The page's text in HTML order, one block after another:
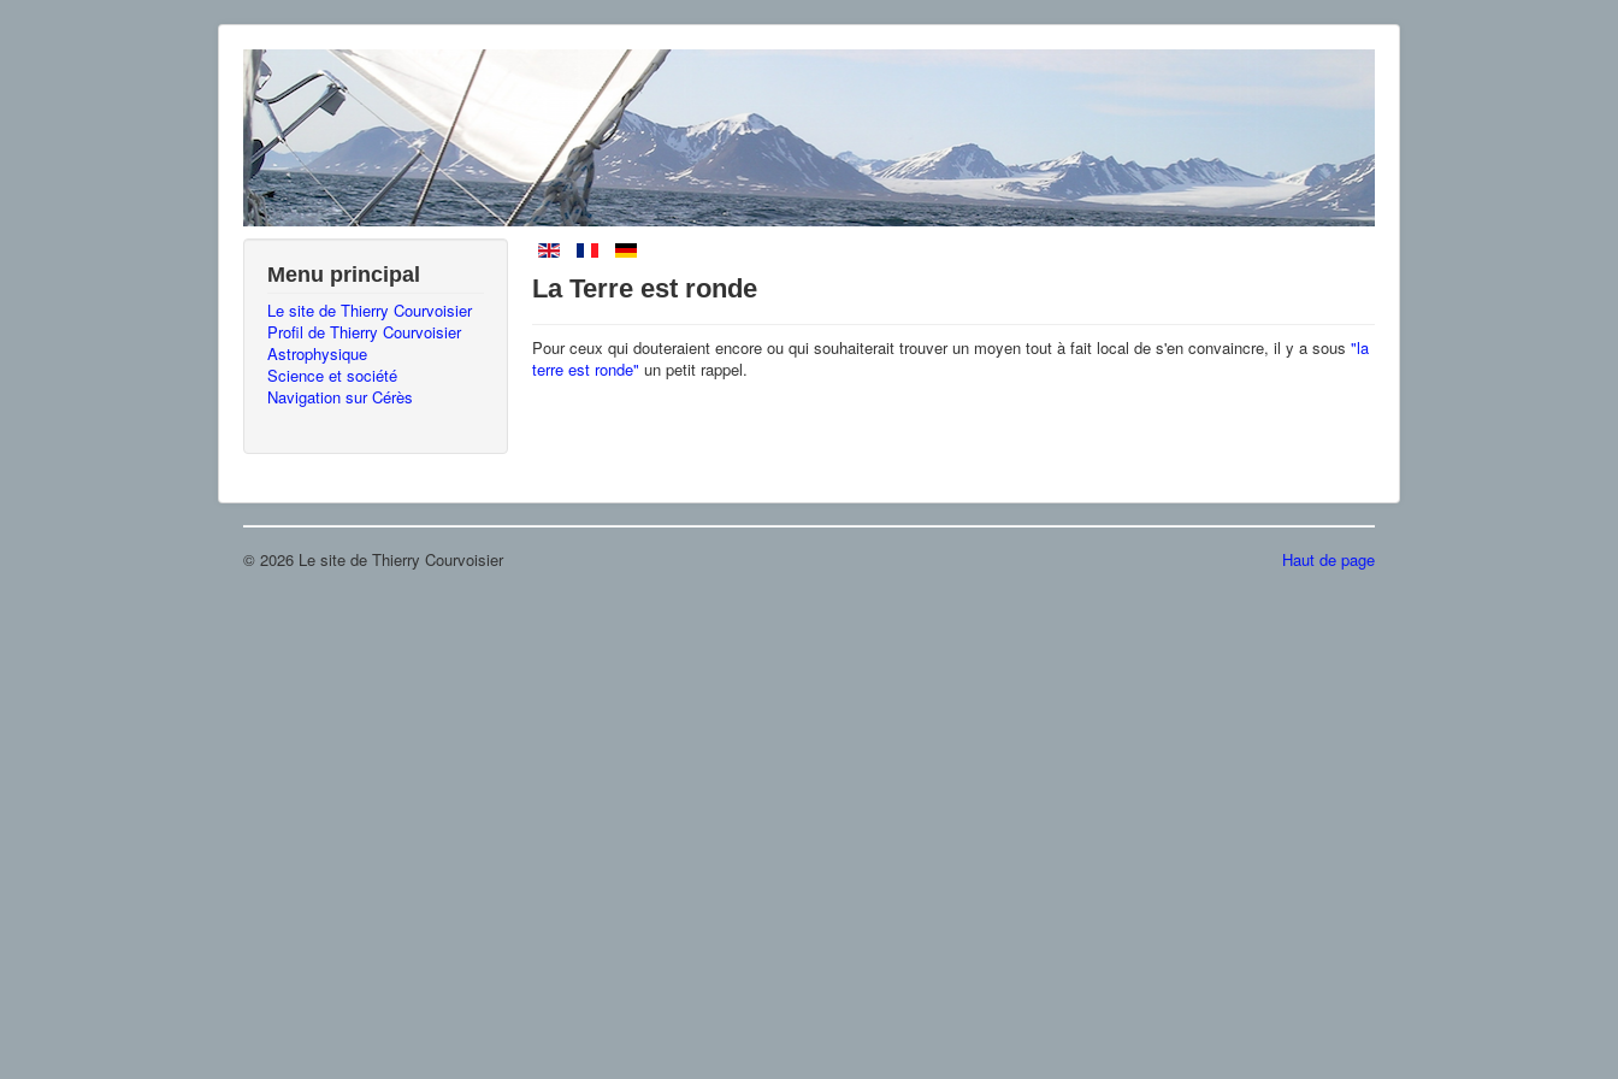
Menu principal
Le site de Thierry Courvoisier
Profil de Thierry Courvoisier
Astrophysique
Science et société
Navigation sur Cérès
La Terre est ronde
Pour ceux qui douteraient encore ou qui souhaiterait trouver un moyen tout à fait local de s'en convaincre, il y a sous "la
terre est ronde" un petit rappel.
Haut de page
© 2026 Le site de Thierry Courvoisier